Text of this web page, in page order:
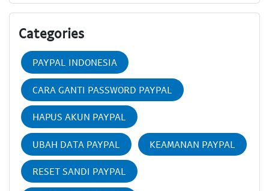
Categories
PAYPAL INDONESIA
CARA GANTI PASSWORD PAYPAL
HAPUS AKUN PAYPAL
UBAH DATA PAYPAL KEAMANAN PAYPAL
RESET SANDI PAYPAL